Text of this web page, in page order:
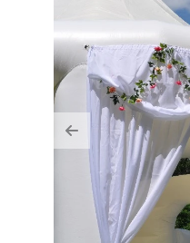
Previous